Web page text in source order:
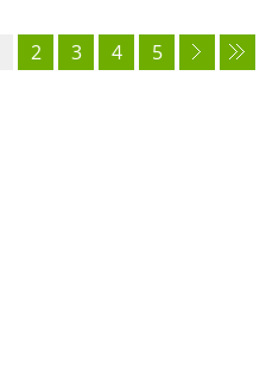
2 3 4 5